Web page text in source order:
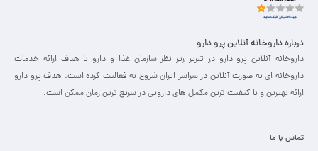
درباره داروخانه آنلاین پرو دارو
داروخانه آنلاین پرو دارو در تبریز زیر نظر سازمان غذا و دارو با هدف ارائه خدمات
داروخانه ای به صورت آنلاین در سراسر ایران شروع به فعالیت کرده است. هدف پرو دارو
ارائه بهترین و با کیفیت ترین مکمل های دارویی در سریع ترین زمان ممکن است.
تماس با ما